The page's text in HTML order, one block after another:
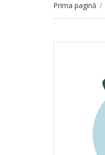
Prima pagină /